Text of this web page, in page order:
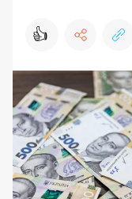
👍